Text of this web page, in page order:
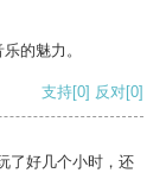
的魅力。
支持[0] 反对[0]
了好几个小时，还